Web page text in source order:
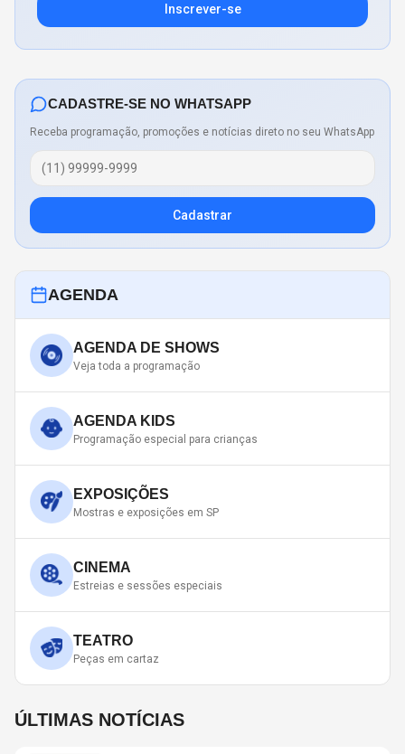
Inscrever-se
CADASTRE-SE NO WHATSAPP
Receba programação, promoções e notícias direto no seu WhatsApp
Cadastrar
AGENDA
AGENDA DE SHOWS
Veja toda a programação
AGENDA KIDS
Programação especial para crianças
EXPOSIÇÕES
Mostras e exposições em SP
CINEMA
Estreias e sessões especiais
TEATRO
Peças em cartaz
ÚLTIMAS NOTÍCIAS